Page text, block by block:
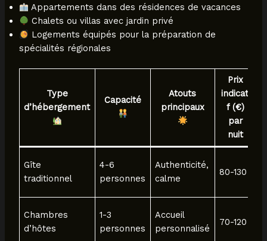
Appartements dans des résidences de vacances
Chalets ou villas avec jardin privé
Logements équipés pour la préparation de
spécialités régionales
Type
d’hébergement
Capacité
Atouts
principaux
Prix
indicati
f (€)
par
nuit
Gîte
traditionnel
4-6
personnes
Authenticité,
calme
80-130
Chambres
d’hôtes
1-3
personnes
Accueil
personnalisé
70-120